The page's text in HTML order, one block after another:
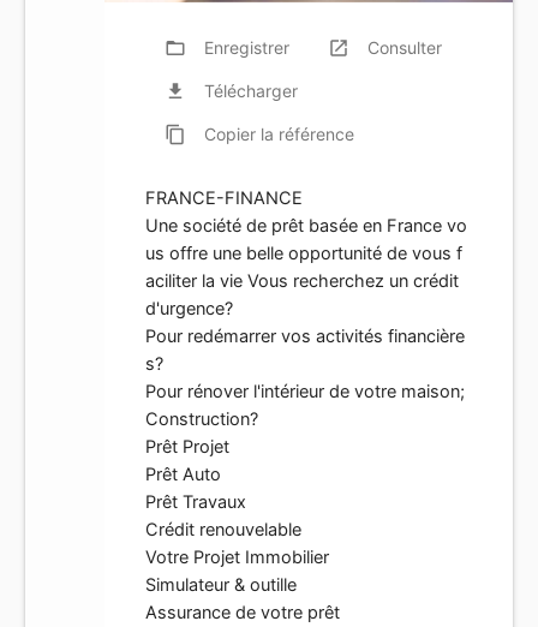
folder_open Enregistrer launch Consulter
file_download Télécharger
content_copy Copier la référence
FRANCE-FINANCE
Une société de prêt basée en France vo
us offre une belle opportunité de vous f
aciliter la vie Vous recherchez un crédit
d'urgence?
Pour redémarrer vos activités financière
s?
Pour rénover l'intérieur de votre maison;
Construction?
Prêt Projet
Prêt Auto
Prêt Travaux
Crédit renouvelable
Votre Projet Immobilier
Simulateur & outille
Assurance de votre prêt